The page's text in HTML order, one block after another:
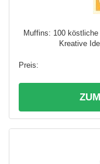
Muffins: 100
Kreative